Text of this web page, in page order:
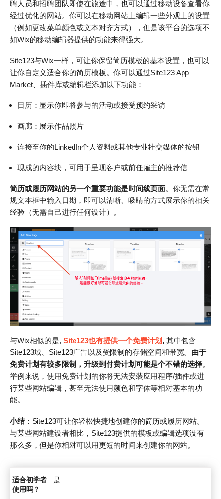
聘人员和招聘团队即使在旅途中，也可以通过移动设备查看你
经过优化的网站。你可以在移动网站上编辑一些外观上的设置
（例如更改菜单颜色或文本对齐方式），但是该平台的选项不
如Wix的移动编辑器提供的功能来得强大。
Site123与Wix一样，可让你保留简历模板的基本设置，也可以
让你自定义适合你的简历模板。你可以通过Site123 App
Market、插件库或编辑栏添加以下功能：
日历：显示你即将参与的活动或接受预约采访
画廊：展示作品照片
连接至你的LinkedIn个人资料或其他专业社交媒体的按钮
现成的内容块，可用于呈现客户或前任雇主的推荐信
简历或履历网站的另一个重要功能是时间线页面。你无需在常
规文本框中输入日期，即可以清晰、吸睛的方式展示你的相关
经验（无需自己进行任何设计）。
与Wix相似的是, Site123也有提供一个免费计划 , 其中包含
Site123域、Site123广告以及受限制的存储空间和带宽。 由于
免费计划有较多限制，升级到付费计划可能是个不错的选择。
举例来说，使用免费计划的你将无法安装应用程序/插件或进
行某些网站编辑，甚至无法使用颜色和字体等相对基本的功
能。
小结：Site123可让你轻松快捷地创建你的简历或履历网站。
与某些网站建设者相比，Site123提供的模板或编辑选项没有
那么多，但是你相对可以用更短的时间来创建你的网站。
适合初学者
使用吗？
是